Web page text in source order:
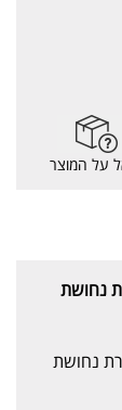
על המוצר
נחושת
נחושת